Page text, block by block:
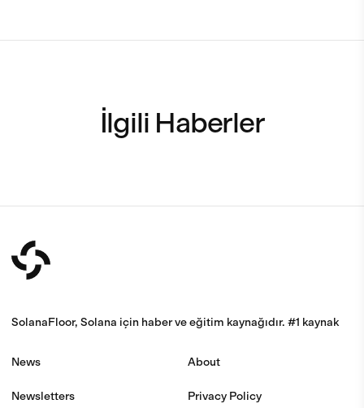
İlgili Haberler
SolanaFloor, Solana için haber ve eğitim kaynağıdır. #1 kaynak
News
Newsletters
About
Privacy Policy